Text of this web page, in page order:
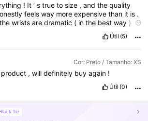
! It ’ s true to size , and the quality
feelsway moreexpensivethan it is .
thewristsaredramatic ( inthe bestway )
picture
.Definitelyanewfavoriteinmywardrobe
Útil (5)
Cor: Preto / Tamanho: XS
product ,willdefinitely buyagain !
Útil (0)
Tie